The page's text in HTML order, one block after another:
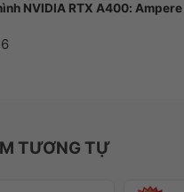
NVIDIA RTX A400:
TƯƠNG TỰ